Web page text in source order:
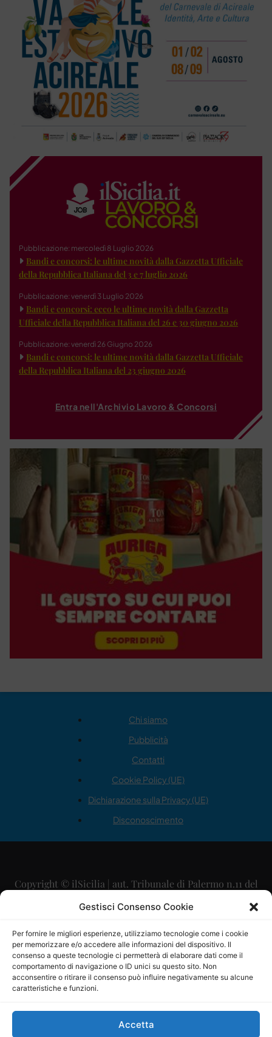
Gestisci Consenso Cookie
Per fornire le migliori esperienze, utilizziamo tecnologie come i cookie
per memorizzare e/o accedere alle informazioni del dispositivo. Il
consenso a queste tecnologie ci permetterà di elaborare dati come il
comportamento di navigazione o ID unici su questo sito. Non
acconsentire o ritirare il consenso può influire negativamente su alcune
caratteristiche e funzioni.
Accetta
Pubblicazione: mercoledì 8 Luglio 2026
Bandi e concorsi: le ultime novità dalla Gazzetta Ufficiale
della Repubblica Italiana del 3 e 7 luglio 2026
Pubblicazione: venerdì 3 Luglio 2026
Bandi e concorsi: ecco le ultime novità dalla Gazzetta
Ufficiale della Repubblica Italiana del 26 e 30 giugno 2026
Pubblicazione: venerdì 26 Giugno 2026
Bandi e concorsi: le ultime novità dalla Gazzetta Ufficiale
della Repubblica Italiana del 23 giugno 2026
Entra nell'Archivio Lavoro & Concorsi
Chi siamo
Pubblicità
Contatti
Cookie Policy (UE)
Dichiarazione sulla Privacy (UE)
Disconoscimento
Copyright © ilSicilia | aut. Tribunale di Palermo n.11 del
29/09/2015
Direttore Editoriale: Maurizio Scaglione
Direttore Responsabile: Maria Calabrese
P.IVA: 06334930820